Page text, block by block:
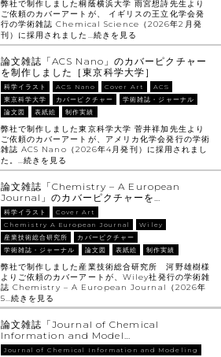
弊社で制作しました桐蔭横浜大学 雨宮想詩先生より
ご依頼のカバーアートが、 イギリスの王立化学会発
行の学術雑誌 Chemical Science（2026年2月発
刊）に採用されました…続きを見る
論文雑誌「ACS Nano」のカバーピクチャー
を制作しました［東京科学大学］
科学イラスト ACS Nano Cover Art
ACS
東京科学大学
カバーピクチャー
学術雑誌・ジャーナル
論文図
表紙絵 制作実績
弊社で制作しました東京科学大学 菅井祥加先生より
ご依頼のカバーアートが、アメリカ化学会発行の学術
雑誌 ACS Nano（2026年4月発刊）に採用されまし
た。…続きを見る
論文雑誌「Chemistry – A European
Journal」のカバーピクチャーを…
科学イラスト
Cover Art
Chemistry A European Journal
Wiley
産業技術総合研究所
カバーピクチャー
学術雑誌・ジャーナル
論文図 表紙絵 制作実績
弊社で制作しました産業技術総合研究所 河野雄樹様
よりご依頼のカバーアートが、Wiley社発行の学術雑
誌 Chemistry – A European Journal（2026年
5…続きを見る
論文雑誌「Journal of Chemical
Information and Model…
Journal of Chemical Information and Modeling